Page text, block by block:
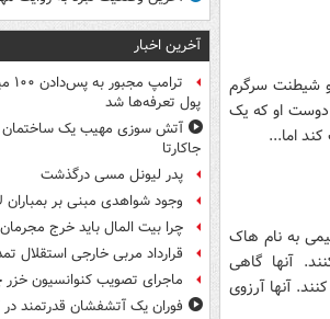
شیطنت سرگرم
دوست او که یک
اما...
به نام هاک
آنها گاهی
آنها آرزوی
آخرین اخبار
پول تعرفه‌ها شد
جاکارتا
پدر لیونل مسی درگذشت
وجود شواهدی مبنی بر بمباران
چرا بیت المال باید خرج
قرارداد مربی خارجی استقلال
ماجرای تصویب کنوانسیون
فوران یک آتشفشان قدرتمند در